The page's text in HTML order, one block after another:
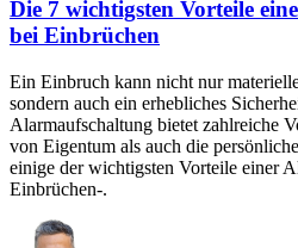
Die 7 wichtigsten Vorteile
bei Einbrüchen
Ein Einbruch kann nicht nur
sondern auch ein erhebliches
Alarmaufschaltung bietet zahlreiche
von Eigentum als auch die
einige der wichtigsten Vorteile einer
Einbrüchen-.